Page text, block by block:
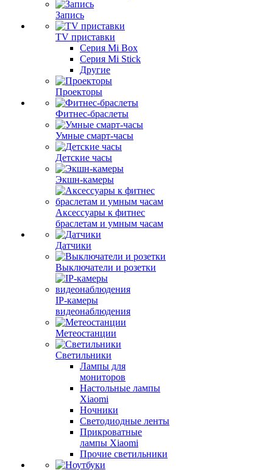
Запись
TV приставки
Серия Mi Box
Серия Mi Stick
Другие
Проекторы
Фитнес-браслеты
Умные смарт-часы
Детские часы
Экшн-камеры
Аксессуары к фитнес
браслетам и умным часам
Датчики
Выключатели и розетки
IP-камеры
видеонаблюдения
Метеостанции
Светильники
Лампы для
мониторов
Настольные лампы
Xiaomi
Ночники
Светодиодные ленты
Прикроватные
лампы Xiaomi
Прочие светильники